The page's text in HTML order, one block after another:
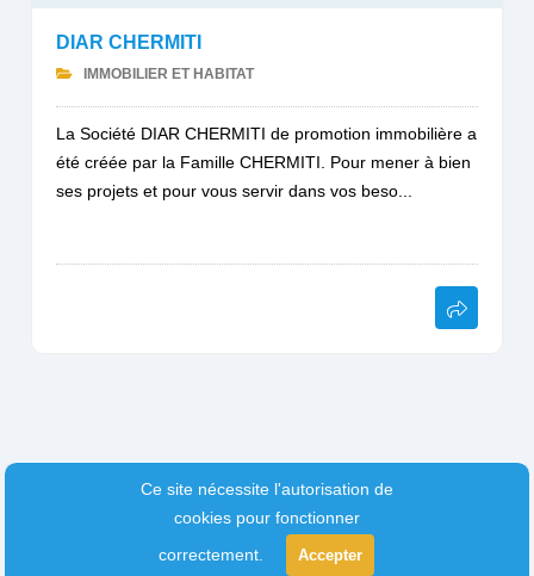
DIAR CHERMITI
IMMOBILIER ET HABITAT
La Société DIAR CHERMITI de promotion immobilière a
été créée par la Famille CHERMITI. Pour mener à bien
ses projets et pour vous servir dans vos beso...
Ce site nécessite l'autorisation de
cookies pour fonctionner
correctement.
Accepter